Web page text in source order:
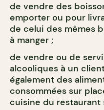
de vendre des
emporter ou pour
de celui des mêmes
à manger ;
de vendre ou de
alcooliques à un
également des
consommées sur
cuisine du restaurant